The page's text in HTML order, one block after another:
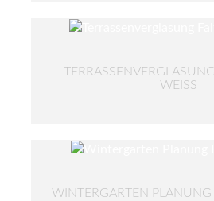
WEISS
WINTERGARTEN